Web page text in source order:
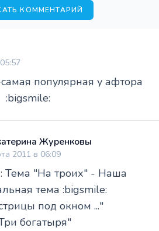
КОММЕНТАРИЙ
популярная у афтора
:bigsmile:
Журенковы
2011 в 06:09
Тема "На троих" - Наша
тема :bigsmile:
под окном ..."
богатыря"